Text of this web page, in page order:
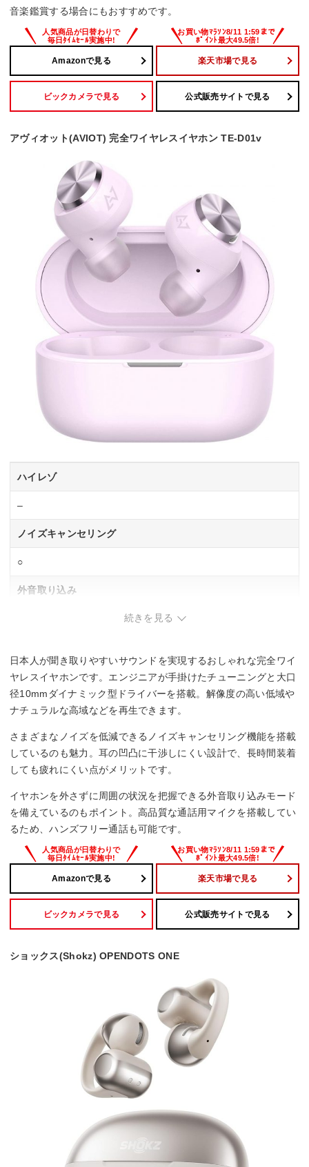
音楽鑑賞する場合にもおすすめです。
Amazonで見る 楽天市場で見る
ビックカメラで見る 公式販売サイトで見る
アヴィオット(AVIOT) 完全ワイヤレスイヤホン TE-D01v
ハイレゾ
–
ノイズキャンセリング
○
外音取り込み
○
防水・防塵性能
IPX4相当
マイク
続きを見る
日本人が聞き取りやすいサウンドを実現するおしゃれな完全ワイ
ヤレスイヤホンです。エンジニアが手掛けたチューニングと大口
径10mmダイナミック型ドライバーを搭載。解像度の高い低域や
ナチュラルな高域などを再生できます。
さまざまなノイズを低減できるノイズキャンセリング機能を搭載
しているのも魅力。耳の凹凸に干渉しにくい設計で、長時間装着
しても疲れにくい点がメリットです。
イヤホンを外さずに周囲の状況を把握できる外音取り込みモード
を備えているのもポイント。高品質な通話用マイクを搭載してい
るため、ハンズフリー通話も可能です。
Amazonで見る 楽天市場で見る
ビックカメラで見る 公式販売サイトで見る
ショックス(Shokz) OPENDOTS ONE